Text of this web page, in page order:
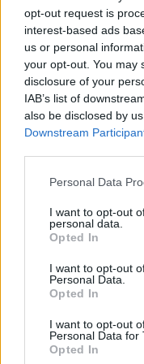
opt-out request is
interest-based ads
us or personal
your opt-out. You may
disclosure of your
IAB’s list of
also be disclosed by
Downstream
Personal Data
I want to opt-out
personal data.
Opted In
I want to opt-out
Personal Data.
Opted In
I want to opt-out
Personal Data for
Opted In
НАЈЧИТАНИ